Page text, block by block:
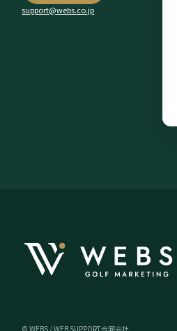
support@webs.co.jp
© WEBS / WEB SUPPORT合同会社